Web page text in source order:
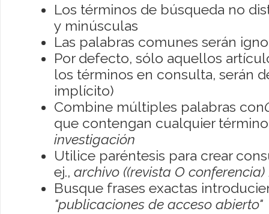
Los términos de búsqueda no
y minúsculas
Las palabras comunes serán
Por defecto, sólo aquellos
los términos en consulta, serán
implícito)
Combine múltiples palabras con
que contengan cualquier
investigación
Utilice paréntesis para crear
ej., archivo ((revista O conferencia)
Busque frases exactas
"publicaciones de acceso abierto"